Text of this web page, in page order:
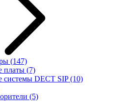
(147)
платы (7)
системы DECT SIP(10)
(5)